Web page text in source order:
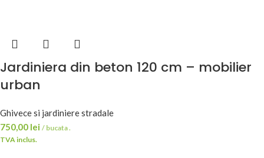
Jardiniera din beton 120 cm – mobilier
urban
Ghivece si jardiniere stradale
750,00 lei / bucata .
TVA inclus.